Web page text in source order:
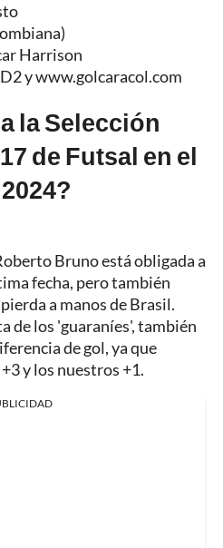
Harrison
y www.golcaracol.com
la Selección
de Futsal en el
Bruno está obligada a
fecha, pero también
a manos de Brasil.
de los 'guaraníes', también
de gol, ya que
y los nuestros +1.